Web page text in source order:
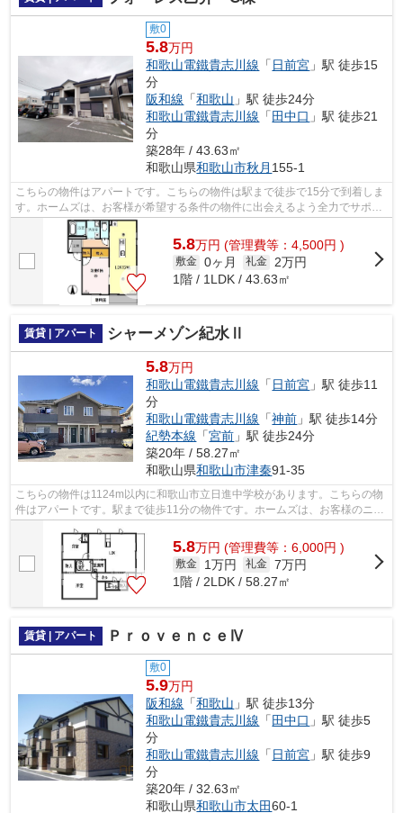
敷0
5.8万円
和歌山電鐵貴志川線 「 日前宮 」駅 徒歩15
分
阪和線 「和歌山 」駅 徒歩24分
和歌山電鐵貴志川線 「 田中口 」駅 徒歩21
分
築28年 / 43.63㎡
和歌山県和歌山市秋月 155-1
こちらの物件はアパートです。こちらの物件は駅まで徒歩で15分で到着しま
す。ホームズは、お客様が希望する条件の物件に出会えるよう全力でサポー
ト致します。どうぞご利用ください。
5.8万円 (管理費等：4,500円 )
敷金 0ヶ月 礼金
2万円
1階 / 1LDK / 43.63㎡
賃貸 | アパート シャーメゾン紀水Ⅱ
5.8万円
和歌山電鐵貴志川線 「 日前宮 」駅 徒歩11
分
和歌山電鐵貴志川線 「神前 」駅 徒歩14分
紀勢本線 「宮前 」駅 徒歩24分
築20年 / 58.27㎡
和歌山県和歌山市津秦91-35
こちらの物件は1124m以内に和歌山市立日進中学校があります。こちらの物
件はアパートです。駅まで徒歩11分の物件です。ホームズは、お客様のニー
5.8万円 (管理費等：6,000円 )
敷金 1万円 礼金 7万円
1階 / 2LDK / 58.27㎡
賃貸 | アパート ＰｒｏｖｅｎｃｅⅣ
敷0
5.9万円
阪和線 「和歌山 」駅 徒歩13分
和歌山電鐵貴志川線 「 田中口 」駅 徒歩5
分
和歌山電鐵貴志川線 「 日前宮 」駅 徒歩9
分
築20年 / 32.63㎡
和歌山県和歌山市太田60-1